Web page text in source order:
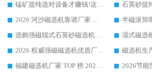
锰矿提纯选对设备才赚钱!这家临朐厂家的强磁辊磁选机凭啥成行业标杆?
2026 河沙磁选机靠谱厂家 华体会手机网页版-华体会(中国) 临朐大厂实地测评
选购强磁辊式石英砂磁选机技巧 实体源头厂家认准华体会手机网页版-华体会(中国)
2026 权威强磁磁选机优质厂家推荐：潍坊华体会手机网页版-华体会(中国) 凭实力领跑工业除铁提纯赛道
福建磁选机厂家 TOP 榜 2026：华体会手机网页版-华体会(中国) 凭 18000GS 强磁技术稳坐第一，这 5 家闭眼选不踩坑